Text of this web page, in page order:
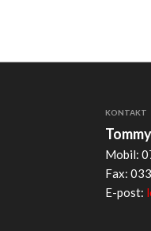
KONTAKT
Mobil:
Fax:
E-post: